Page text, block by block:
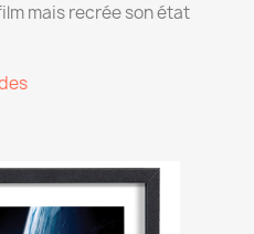
mais recrée son état